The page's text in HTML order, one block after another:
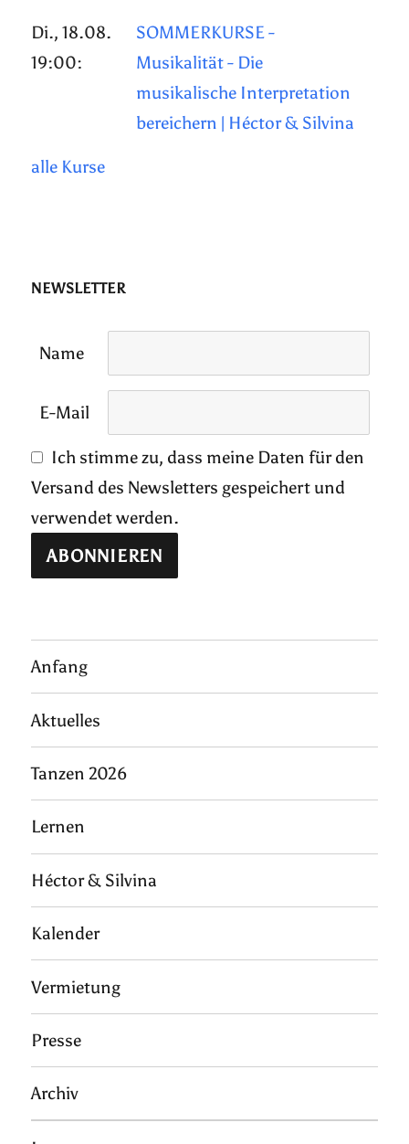
Di., 18.08.
19:00:
SOMMERKURSE -
Musikalität - Die
musikalische Interpretation
bereichern | Héctor & Silvina
alle Kurse
NEWSLETTER
Name
E-Mail
Ich stimme zu, dass meine Daten für den
Versand des Newsletters gespeichert und
verwendet werden.
Anfang
Aktuelles
Tanzen 2026
Lernen
Héctor & Silvina
Kalender
Vermietung
Presse
Archiv